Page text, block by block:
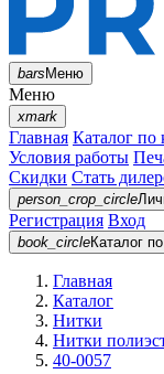
barsМеню
Меню
xmark
Главная Каталог по
Условия работы
Скидки Стать
person_crop_circle
Регистрация Вход
book_circleКаталог
Главная
Каталог
Нитки
Нитки
40-0057